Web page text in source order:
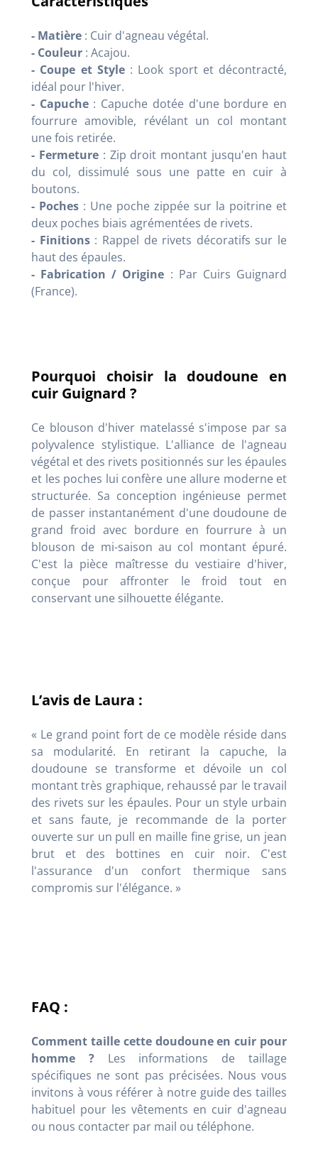
- Matière : Cuir d'agneau végétal.
- Couleur : Acajou.
- Coupe et Style: Look sport et décontracté,
idéal pour l'hiver.
- Capuche: Capuche dotée d'une bordure en
fourrure amovible, révélant un col montant
une fois retirée.
- Fermeture: Zip droit montant jusqu'en haut
du col, dissimulé sous une patte en cuir à
boutons.
- Poches : Une poche zippée sur la poitrine et
deux poches biais agrémentées de rivets.
- Finitions: Rappel de rivets décoratifs sur le
haut des épaules.
- Fabrication / Origine : Par Cuirs Guignard
(France).
Pourquoi choisir la doudoune en
cuir Guignard ?
Ce blouson d'hiver matelassé s'impose par sa
polyvalence stylistique. L'alliance de l'agneau
végétal et des rivets positionnés sur les épaules
et les poches lui confère une allure moderne et
structurée. Sa conception ingénieuse permet
de passer instantanément d'une doudoune de
grand froid avec bordure en fourrure à un
blouson de mi-saison au col montant épuré.
C'est la pièce maîtresse du vestiaire d'hiver,
conçue pour affronter le froid tout en
conservant une silhouette élégante.
L’avis de Laura :
« Le grand point fort de ce modèle réside dans
sa modularité. En retirant la capuche, la
doudoune se transforme et dévoile un col
montant très graphique, rehaussé par le travail
des rivets sur les épaules. Pour un style urbain
et sans faute, je recommande de la porter
ouverte sur un pull en maille fine grise, un jean
brut et des bottines en cuir noir. C'est
l'assurance d'un confort thermique sans
compromis sur l'élégance. »
FAQ :
Comment taille cette doudoune en cuir pour
homme ?Les informations de taillage
spécifiques ne sont pas précisées. Nous vous
invitons à vous référer à notre guide des tailles
habituel pour les vêtements en cuir d'agneau
ou nous contacter par mail ou téléphone.